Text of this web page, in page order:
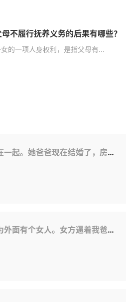
不履行抚养义务的后果有哪些？
的一项人身权利，是指父母有...
产。如果父亲去世，妻子可以继承房子的财产吗？
还欠女儿4万，拒绝给他孩子抚养费。之后孩子就不能养他了。